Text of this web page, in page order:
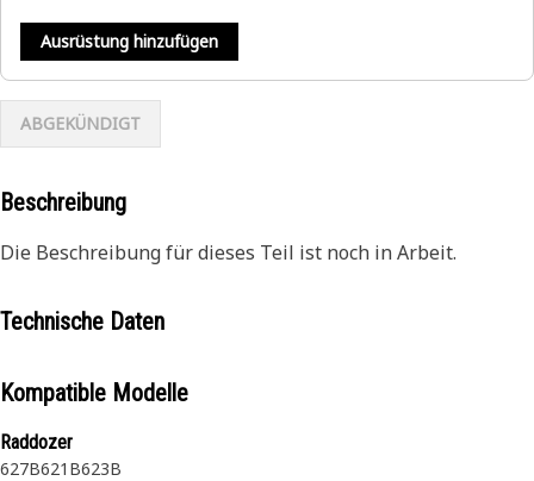
Ausrüstung hinzufügen
ABGEKÜNDIGT
Beschreibung
Die Beschreibung für dieses Teil ist noch in Arbeit.
Technische Daten
Kompatible Modelle
Raddozer
627B621B623B